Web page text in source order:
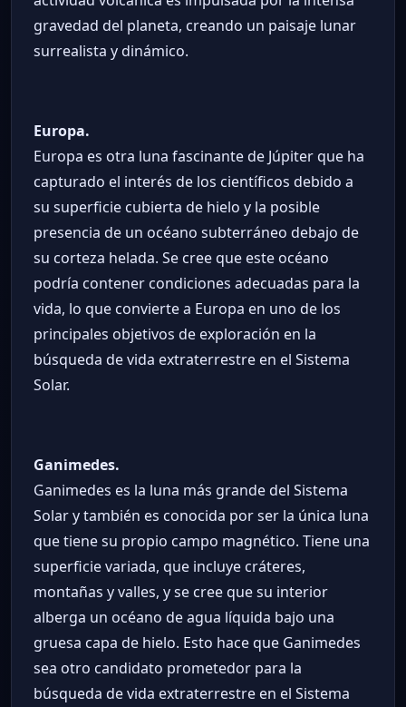
gravedad del planeta, creando un paisaje lunar
surrealista y dinámico.
Europa.
Europa es otra luna fascinante de Júpiter que ha
capturado el interés de los científicos debido a
su superficie cubierta de hielo y la posible
presencia de un océano subterráneo debajo de
su corteza helada. Se cree que este océano
podría contener condiciones adecuadas para la
vida, lo que convierte a Europa en uno de los
principales objetivos de exploración en la
búsqueda de vida extraterrestre en el Sistema
Solar.
Ganimedes.
Ganimedes es la luna más grande del Sistema
Solar y también es conocida por ser la única luna
que tiene su propio campo magnético. Tiene una
superficie variada, que incluye cráteres,
montañas y valles, y se cree que su interior
alberga un océano de agua líquida bajo una
gruesa capa de hielo. Esto hace que Ganimedes
sea otro candidato prometedor para la
búsqueda de vida extraterrestre en el Sistema